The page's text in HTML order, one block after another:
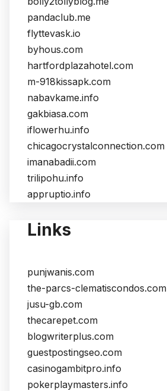
pandaclub.me
flyttevask.io
byhous.com
hartfordplazahotel.com
m-918kissapk.com
nabavkame.info
gakbiasa.com
iflowerhu.info
chicagocrystalconnection.com
imanabadii.com
trilipohu.info
appruptio.info
Links
punjwanis.com
the-parcs-clematiscondos.com
jusu-gb.com
thecarepet.com
blogwriterplus.com
guestpostingseo.com
casinogambitpro.info
pokerplaymasters.info